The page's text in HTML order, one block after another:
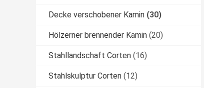
Decke verschobener Kamin (30)
Hölzerner brennender Kamin (20)
Stahllandschaft Corten (16)
Stahlskulptur Corten (12)